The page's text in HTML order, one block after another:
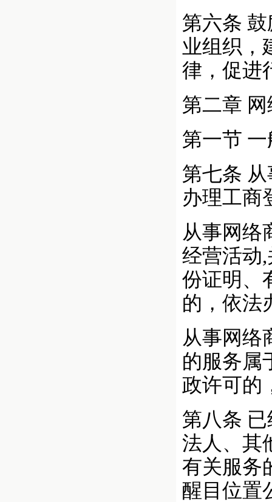
第六条
业组织，
律，促进
第二章
第一节
第七条
办理工商
从事网络
经营活动
份证明、
的，依法
从事网络
的服务属
政许可的
第八条
法人、其
有关服务
醒目位置